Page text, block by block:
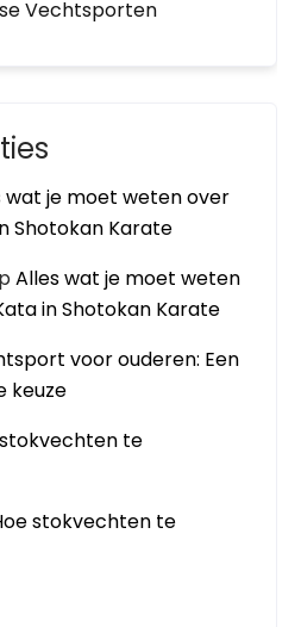
Vechtsporten
wat je moet weten over
Shotokan Karate
Alles wat je moet weten
in Shotokan Karate
voor ouderen: Een
keuze
te
stokvechten te